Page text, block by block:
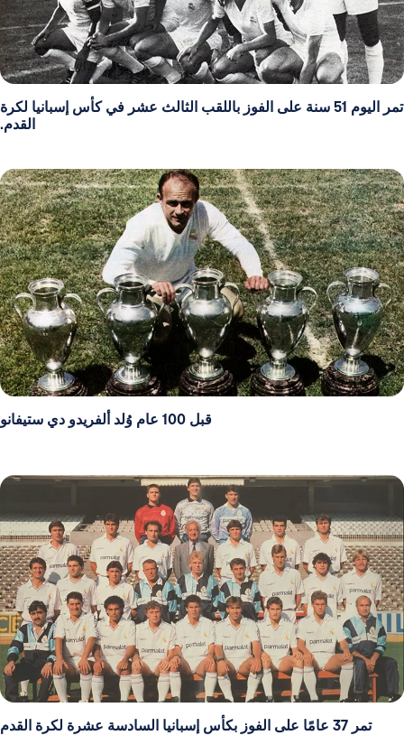
تمر اليوم 51 سنة على الفوز باللقب الثالث عشر في كأس إسبانيا لكرة
القدم.
قبل 100 عام وُلد ألفريدو دي ستيفانو
تمر 37 عامًا على الفوز بكأس إسبانيا السادسة عشرة لكرة القدم